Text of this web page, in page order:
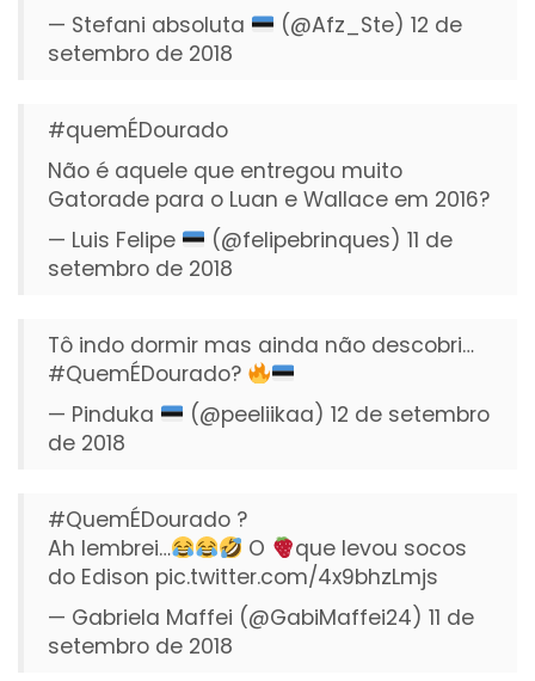
— Stefani absoluta
(@Afz_Ste) 12 de
setembro de 2018
#quemÉDourado
Não é aquele que entregou muito
Gatorade para o Luan e Wallace em 2016?
— Luis Felipe
(@felipebrinques) 11 de
setembro de 2018
Tô indo dormir mas ainda não descobri…
#QuemÉDourado?
— Pinduka
(@peeliikaa) 12 de setembro
de 2018
#QuemÉDourado ?
Ah lembrei…
O
que levou socos
do Edison pic.twitter.com/4x9bhzLmjs
— Gabriela Maffei (@GabiMaffei24) 11 de
setembro de 2018